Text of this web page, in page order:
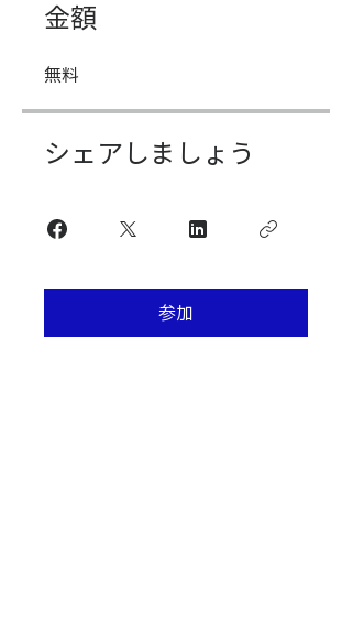
金額
無料
シェアしましょう
参加